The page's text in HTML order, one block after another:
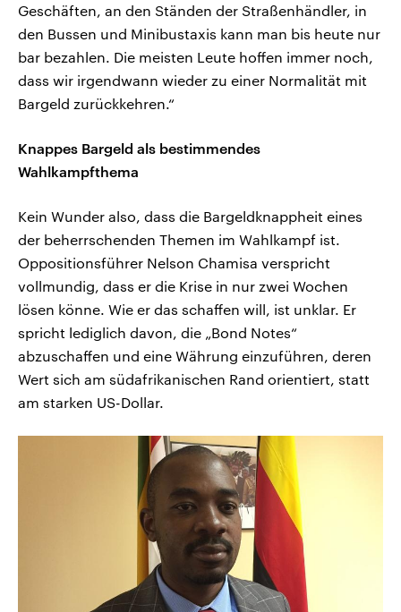
Geschäften, an den Ständen der Straßenhändler, in
den Bussen und Minibustaxis kann man bis heute nur
bar bezahlen. Die meisten Leute hoffen immer noch,
dass wir irgendwann wieder zu einer Normalität mit
Bargeld zurückkehren.“
Knappes Bargeld als bestimmendes
Wahlkampfthema
Kein Wunder also, dass die Bargeldknappheit eines
der beherrschenden Themen im Wahlkampf ist.
Oppositionsführer Nelson Chamisa verspricht
vollmundig, dass er die Krise in nur zwei Wochen
lösen könne. Wie er das schaffen will, ist unklar. Er
spricht lediglich davon, die „Bond Notes“
abzuschaffen und eine Währung einzuführen, deren
Wert sich am südafrikanischen Rand orientiert, statt
am starken US-Dollar.